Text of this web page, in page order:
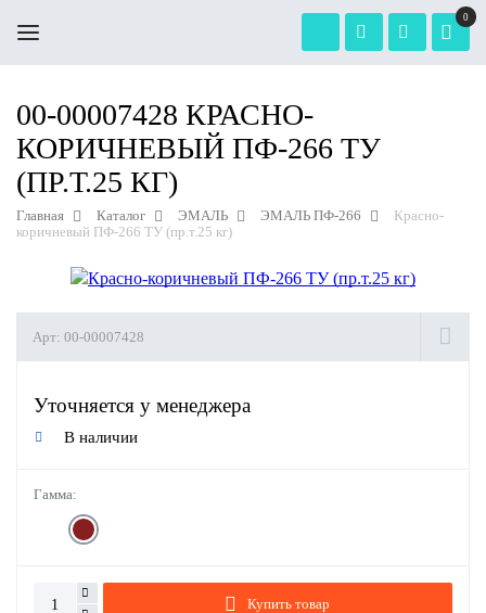
0
00-00007428 КРАСНО-
КОРИЧНЕВЫЙ ПФ-266 ТУ
(ПР.Т.25 КГ)
Главная Каталог ЭМАЛЬ ЭМАЛЬ ПФ-266
Красно-
коричневый ПФ-266 ТУ (пр.т.25 кг)
Арт: 00-00007428
Уточняется у менеджера
В наличии
Гамма:
Купить товар